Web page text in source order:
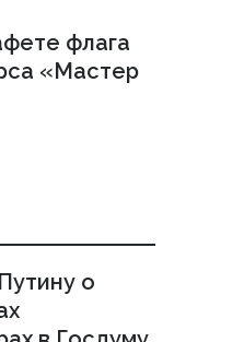
флага
«Мастер
о